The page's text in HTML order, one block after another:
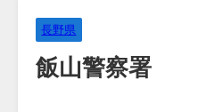
長野県
飯山警察署